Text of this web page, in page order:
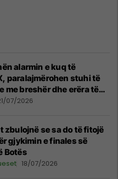
alarmin e kuq të
paralajmërohen stuhi të
me breshër dhe erëra të
07/2026
zbulojnë se sa do të fitojë
gjykimin e finales së
Botës
18/07/2026